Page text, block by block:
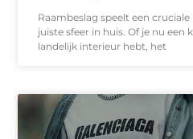
Raambeslag speelt een
juiste sfeer in huis. Of je nu een
landelijk interieur hebt, het